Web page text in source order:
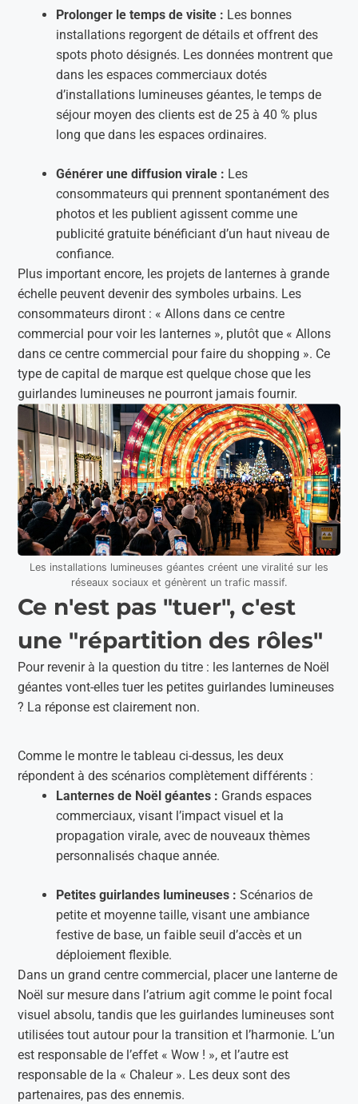
Prolonger le temps de visite : Les bonnes
installations regorgent de détails et offrent des
spots photo désignés. Les données montrent que
dans les espaces commerciaux dotés
d’installations lumineuses géantes, le temps de
séjour moyen des clients est de 25 à 40 % plus
long que dans les espaces ordinaires.
Générer une diffusion virale : Les
consommateurs qui prennent spontanément des
photos et les publient agissent comme une
publicité gratuite bénéficiant d’un haut niveau de
confiance.
Plus important encore, les projets de lanternes à grande
échelle peuvent devenir des symboles urbains. Les
consommateurs diront : « Allons dans ce centre
commercial pour voir les lanternes », plutôt que « Allons
dans ce centre commercial pour faire du shopping ». Ce
type de capital de marque est quelque chose que les
guirlandes lumineuses ne pourront jamais fournir.
Les installations lumineuses géantes créent une viralité sur les
réseaux sociaux et génèrent un trafic massif.
Ce n'est pas "tuer", c'est
une "répartition des rôles"
Pour revenir à la question du titre : les lanternes de Noël
géantes vont-elles tuer les petites guirlandes lumineuses
? La réponse est clairement non.
Comme le montre le tableau ci-dessus, les deux
répondent à des scénarios complètement différents :
Lanternes de Noël géantes : Grands espaces
commerciaux, visant l’impact visuel et la
propagation virale, avec de nouveaux thèmes
personnalisés chaque année.
Petites guirlandes lumineuses : Scénarios de
petite et moyenne taille, visant une ambiance
festive de base, un faible seuil d’accès et un
déploiement flexible.
Dans un grand centre commercial, placer une lanterne de
Noël sur mesure dans l’atrium agit comme le point focal
visuel absolu, tandis que les guirlandes lumineuses sont
utilisées tout autour pour la transition et l’harmonie. L’un
est responsable de l’effet « Wow ! », et l’autre est
responsable de la « Chaleur ». Les deux sont des
partenaires, pas des ennemis.